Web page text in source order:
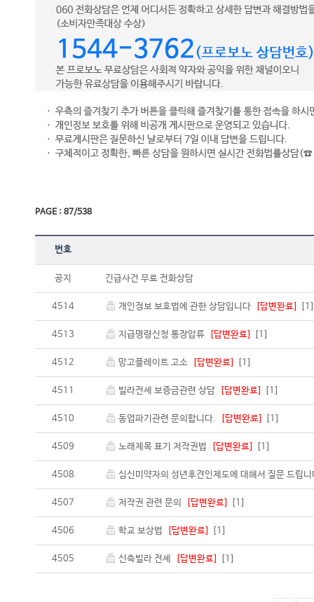
PAGE : 87/538
번호
공지 긴급사건 무료 전화상담
4514 개인정보 보호법에 관한 상담입니다 [답변완료]
4513 지급명령신청 통장압류 [답변완료] [1]
4512 망고플레이트 고소 [답변완료] [1]
4511 빌라전세 보증금관련 상담 [답변완료] [1]
4510 동업파기관련 문의합니다. [답변완료] [1]
4509 노래제목 표기 저작권법 [답변완료] [1]
4508 심신미약자의 성년후견인제도에 대해서 질문 드립
4507 저작권 관련 문의 [답변완료] [1]
4506 학교 보상법 [답변완료] [1]
4505 신축빌라 전세 [답변완료] [1]